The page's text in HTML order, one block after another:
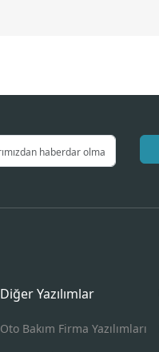
Diğer Yazılımlar
Oto Bakım Firma Yazılımları